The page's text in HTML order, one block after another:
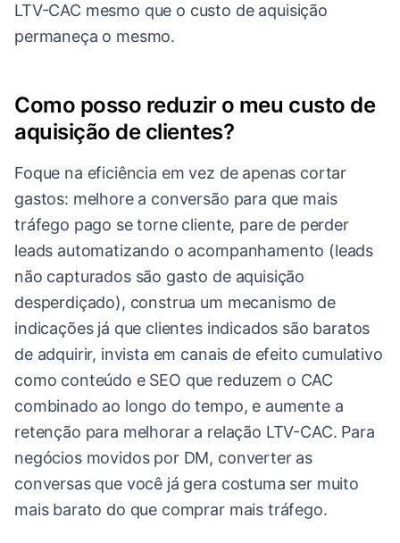
LTV-CAC mesmo que o custo de aquisição
permaneça o mesmo.
Como posso reduzir o meu custo de
aquisição de clientes?
Foque na eficiência em vez de apenas cortar
gastos: melhore a conversão para que mais
tráfego pago se torne cliente, pare de perder
leads automatizando o acompanhamento (leads
não capturados são gasto de aquisição
desperdiçado), construa um mecanismo de
indicações já que clientes indicados são baratos
de adquirir, invista em canais de efeito cumulativo
como conteúdo e SEO que reduzem o CAC
combinado ao longo do tempo, e aumente a
retenção para melhorar a relação LTV-CAC. Para
negócios movidos por DM, converter as
conversas que você já gera costuma ser muito
mais barato do que comprar mais tráfego.